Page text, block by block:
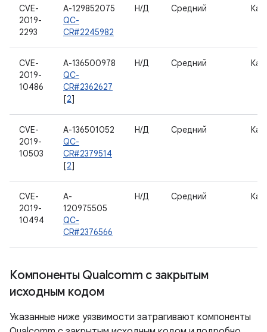
CVE-
2019-
2293
A-129852075
QC-
CR#2245982
Н/Д Средний
CVE-
2019-
10486
A-136500978
QC-
CR#2362627
[2]
Н/Д Средний
CVE-
2019-
10503
A-136501052
QC-
CR#2379514
[2]
Н/Д Средний
CVE-
2019-
10494
A-
120975505
QC-
CR#2376566
Н/Д Средний
Компоненты Qualcomm с закрытым
исходным кодом
Указанные ниже уязвимости затрагивают компоненты